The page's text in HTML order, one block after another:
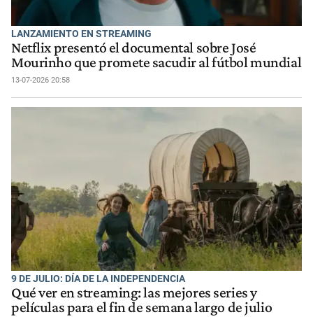
LANZAMIENTO EN STREAMING
Netflix presentó el documental sobre José
Mourinho que promete sacudir al fútbol mundial
13-07-2026 20:58
9 DE JULIO: DÍA DE LA INDEPENDENCIA
Qué ver en streaming: las mejores series y
películas para el fin de semana largo de julio